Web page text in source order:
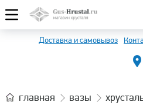
Доставка и самовывоз
главная вазы